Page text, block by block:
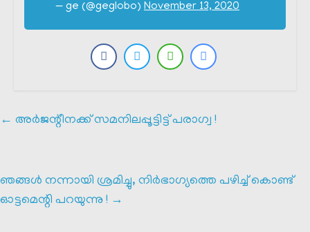
— ge (@geglobo) November 13, 2020
← അർജന്റീനക്ക്‌ സമനിലപ്പൂട്ടിട്ട് പരാഗ്വ !
ഞങ്ങൾ നന്നായി ശ്രമിച്ചു, നിർഭാഗ്യത്തെ പഴിച്ച് കൊണ്ട്
ഓട്ടമെന്റി പറയുന്നു ! →